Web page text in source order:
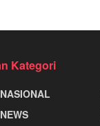
Kategori
NASIONAL
NEWS